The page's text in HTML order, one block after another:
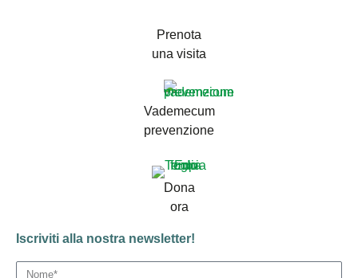
Prenota
una visita
Vademecum
prevenzione
Dona
ora
Iscriviti alla nostra newsletter!